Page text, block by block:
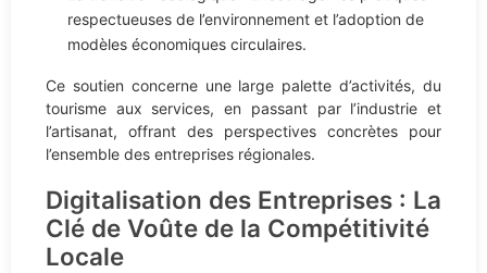
respectueuses de l’environnement et l’adoption de
modèles économiques circulaires.
Ce soutien concerne une large palette d’activités, du
tourisme aux services, en passant par l’industrie et
l’artisanat, offrant des perspectives concrètes pour
l’ensemble des entreprises régionales.
Digitalisation des Entreprises : La
Clé de Voûte de la Compétitivité
Locale